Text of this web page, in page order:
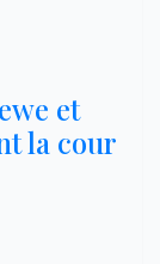
et
la cour